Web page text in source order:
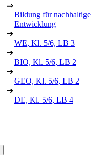
⇒
Bildung für nachhaltige
Entwicklung
➔
WE, Kl. 5/6, LB 3
➔
BIO, Kl. 5/6, LB 2
➔
GEO, Kl. 5/6, LB 2
➔
DE, Kl. 5/6, LB 4